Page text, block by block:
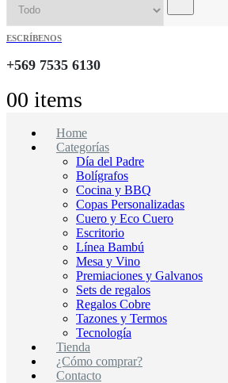
ESCRÍBENOS
+569 7535 6130
00 items
Home
Categorías
Día del Padre
Bolígrafos
Cocina y BBQ
Copas Personalizadas
Cuero y Eco Cuero
Escritorio
Línea Bambú
Mesa y Vino
Premiaciones y Galvanos
Sets de regalos
Regalos Cobre
Tazones y Termos
Tecnología
Tienda
¿Cómo comprar?
Contacto